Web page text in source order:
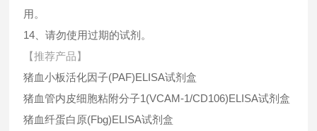
用。
14、请勿使用过期的试剂。
【推荐产品】
猪血小板活化因子(PAF)ELISA试剂盒
猪血管内皮细胞粘附分子1(VCAM-1/CD106)ELISA试剂盒
猪血纤蛋白原(Fbg)ELISA试剂盒